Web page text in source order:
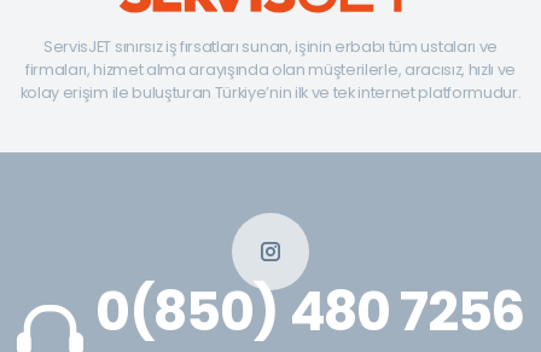
ServisJET sınırsız iş fırsatları sunan, işinin erbabı tüm ustaları ve
firmaları, hizmet alma arayışında olan müşterilerle, aracısız, hızlı ve
kolay erişim ile buluşturan Türkiye’nin ilk ve tek internet platformudur.
0(850) 480 7256